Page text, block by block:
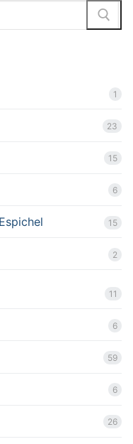
1
23
15
6
15
2
11
6
59
6
26